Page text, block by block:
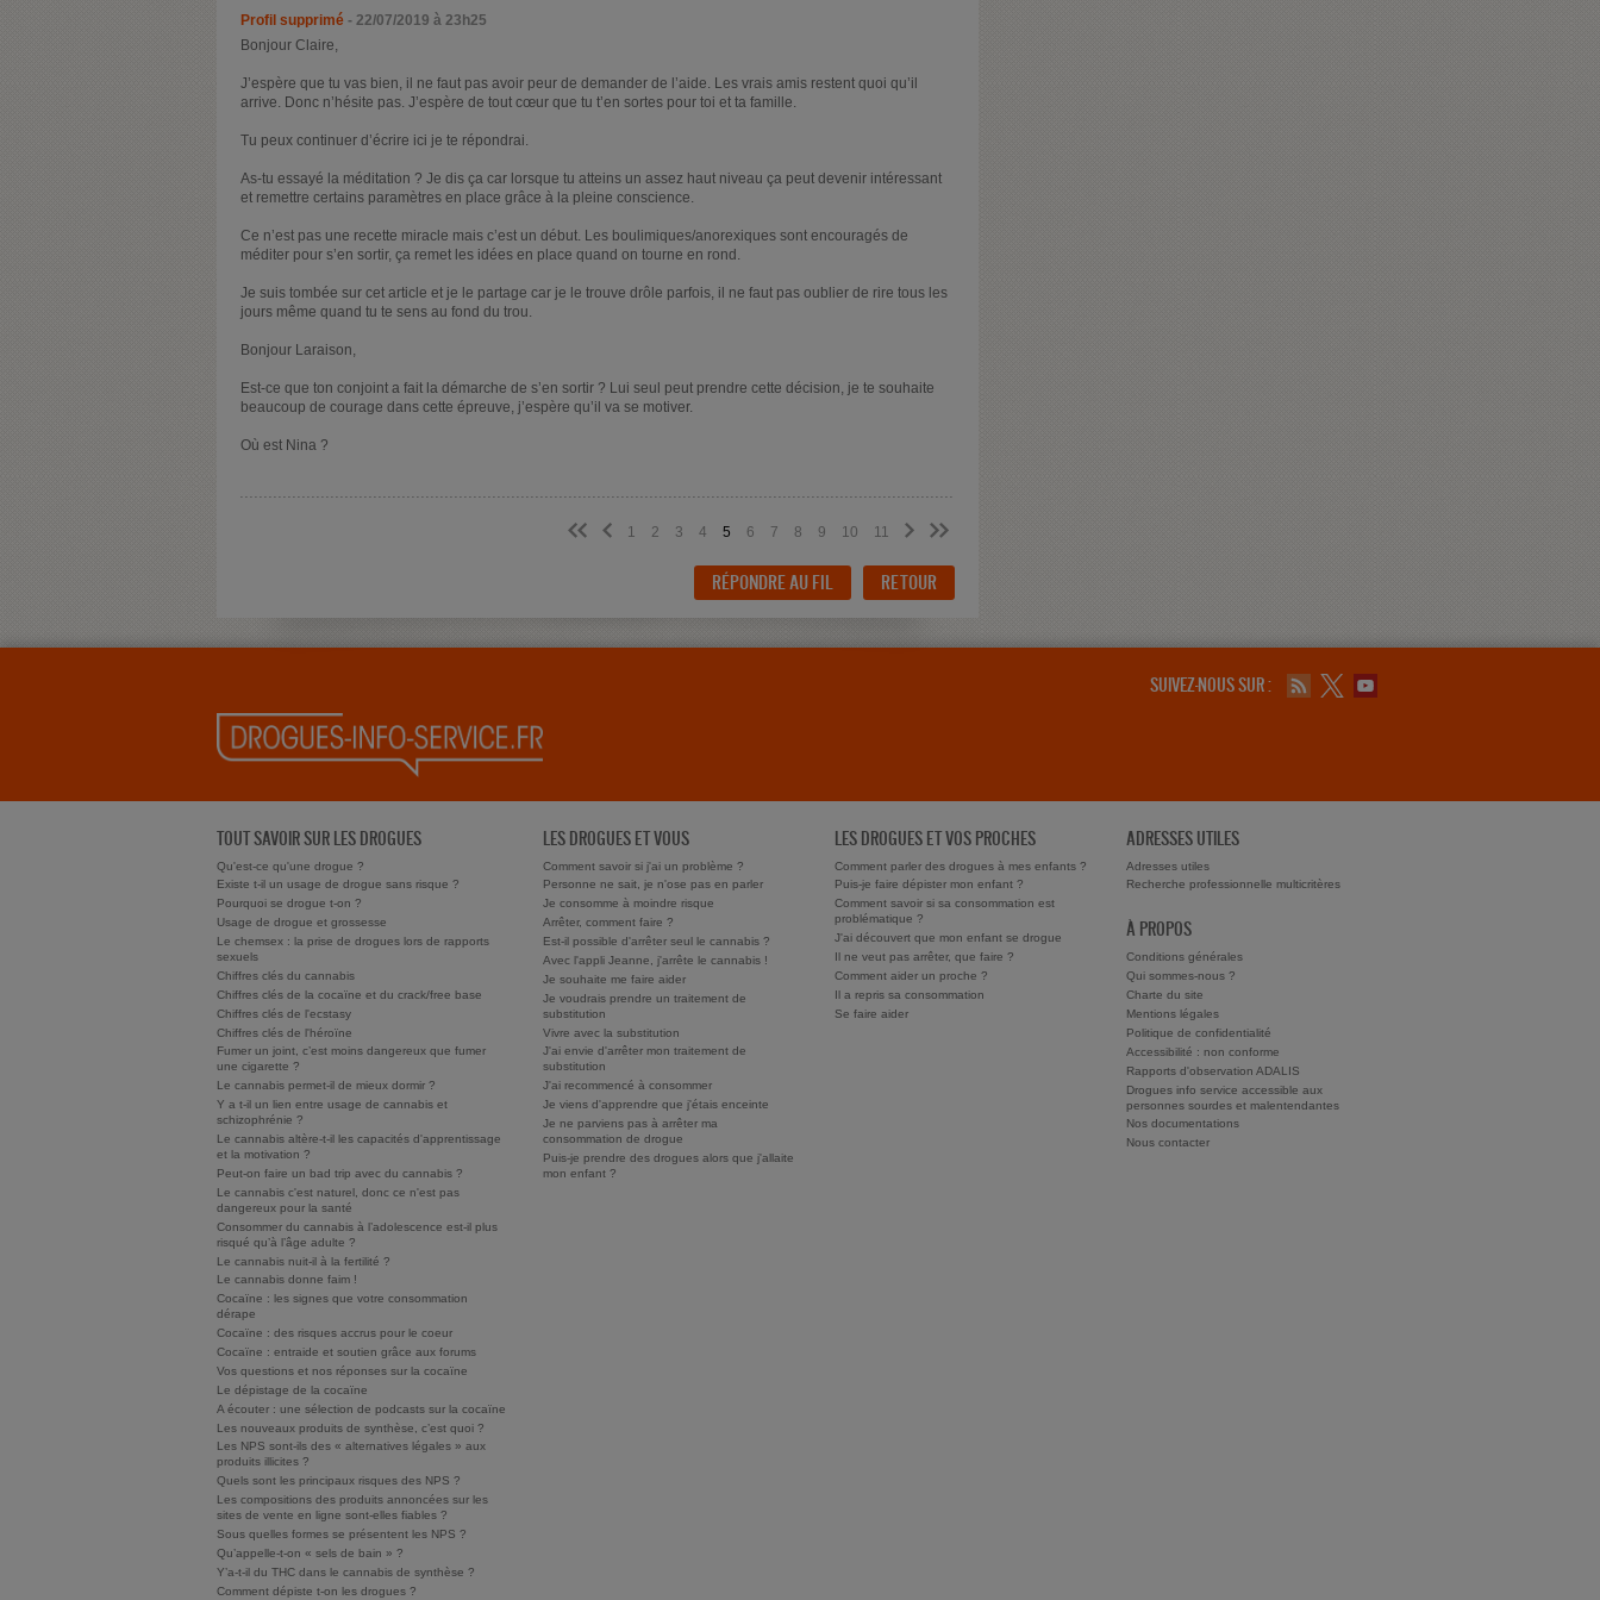
Profil supprimé - 22/07/2019 à 23h25
Bonjour Claire,
J’espère que tu vas bien, il ne faut pas avoir peur de demander de l’aide. Les vrais amis restent quoi qu’il
arrive. Donc n’hésite pas. J’espère de tout cœur que tu t’en sortes pour toi et ta famille.
Tu peux continuer d’écrire ici je te répondrai.
As-tu essayé la méditation ? Je dis ça car lorsque tu atteins un assez haut niveau ça peut devenir intéressant
et remettre certains paramètres en place grâce à la pleine conscience.
Ce n’est pas une recette miracle mais c’est un début. Les boulimiques/anorexiques sont encouragés de
méditer pour s’en sortir, ça remet les idées en place quand on tourne en rond.
Je suis tombée sur cet article et je le partage car je le trouve drôle parfois, il ne faut pas oublier de rire tous les
jours même quand tu te sens au fond du trou.
Bonjour Laraison,
Est-ce que ton conjoint a fait la démarche de s’en sortir ? Lui seul peut prendre cette décision, je te souhaite
beaucoup de courage dans cette épreuve, j’espère qu’il va se motiver.
Où est Nina ?
<< < 1 2 3 4 5 6 7 8 9 10 11 > >>
RÉPONDRE AU FIL RETOUR
SUIVEZ-NOUS SUR :
TOUT SAVOIR SUR LES DROGUES
Qu'est-ce qu'une drogue ?
Existe t-il un usage de drogue sans risque ?
Pourquoi se drogue t-on ?
Usage de drogue et grossesse
Le chemsex : la prise de drogues lors de rapports
sexuels
Chiffres clés du cannabis
Chiffres clés de la cocaïne et du crack/free base
Chiffres clés de l'ecstasy
Chiffres clés de l'héroïne
Fumer un joint, c’est moins dangereux que fumer
une cigarette ?
Le cannabis permet-il de mieux dormir ?
Y a t-il un lien entre usage de cannabis et
schizophrénie ?
Le cannabis altère-t-il les capacités d'apprentissage
et la motivation ?
Peut-on faire un bad trip avec du cannabis ?
Le cannabis c'est naturel, donc ce n'est pas
dangereux pour la santé
Consommer du cannabis à l’adolescence est-il plus
risqué qu’à l’âge adulte ?
Le cannabis nuit-il à la fertilité ?
Le cannabis donne faim !
Cocaïne : les signes que votre consommation
dérape
Cocaïne : des risques accrus pour le coeur
Cocaïne : entraide et soutien grâce aux forums
Vos questions et nos réponses sur la cocaïne
Le dépistage de la cocaïne
A écouter : une sélection de podcasts sur la cocaïne
Les nouveaux produits de synthèse, c’est quoi ?
Les NPS sont-ils des « alternatives légales » aux
produits illicites ?
Quels sont les principaux risques des NPS ?
Les compositions des produits annoncées sur les
sites de vente en ligne sont-elles fiables ?
Sous quelles formes se présentent les NPS ?
Qu’appelle-t-on « sels de bain » ?
Y’a-t-il du THC dans le cannabis de synthèse ?
Comment dépiste t-on les drogues ?
LES DROGUES ET VOUS
Comment savoir si j'ai un problème ?
Personne ne sait, je n'ose pas en parler
Je consomme à moindre risque
Arrêter, comment faire ?
Est-il possible d'arrêter seul le cannabis ?
Avec l'appli Jeanne, j'arrête le cannabis !
Je souhaite me faire aider
Je voudrais prendre un traitement de
substitution
Vivre avec la substitution
J'ai envie d'arrêter mon traitement de
substitution
J'ai recommencé à consommer
Je viens d'apprendre que j'étais enceinte
Je ne parviens pas à arrêter ma
consommation de drogue
Puis-je prendre des drogues alors que j'allaite
mon enfant ?
LES DROGUES ET VOS PROCHES
Comment parler des drogues à mes enfants ?
Puis-je faire dépister mon enfant ?
Comment savoir si sa consommation est
problématique ?
J'ai découvert que mon enfant se drogue
Il ne veut pas arrêter, que faire ?
Comment aider un proche ?
Il a repris sa consommation
Se faire aider
ADRESSES UTILES
Adresses utiles
Recherche professionnelle multicritères
À PROPOS
Conditions générales
Qui sommes-nous ?
Charte du site
Mentions légales
Politique de confidentialité
Accessibilité : non conforme
Rapports d'observation ADALIS
Drogues info service accessible aux
personnes sourdes et malentendantes
Nos documentations
Nous contacter